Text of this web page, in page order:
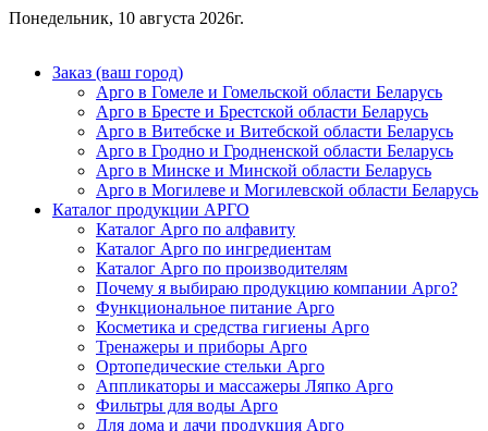
Понедельник, 10 августа 2026г.
Заказ (ваш город)
Арго в Гомеле и Гомельской области Беларусь
Арго в Бресте и Брестской области Беларусь
Арго в Витебске и Витебской области Беларусь
Арго в Гродно и Гродненской области Беларусь
Арго в Минске и Минской области Беларусь
Арго в Могилеве и Могилевской области Беларусь
Каталог продукции АРГО
Каталог Арго по алфавиту
Каталог Арго по ингредиентам
Каталог Арго по производителям
Почему я выбираю продукцию компании Арго?
Функциональное питание Арго
Косметика и средства гигиены Арго
Тренажеры и приборы Арго
Ортопедические стельки Арго
Аппликаторы и массажеры Ляпко Арго
Фильтры для воды Арго
Для дома и дачи продукция Арго